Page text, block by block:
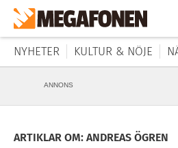
NYHETER KULTUR & NÖJE
ANNONS
ARTIKLAR OM: ANDREAS ÖGREN